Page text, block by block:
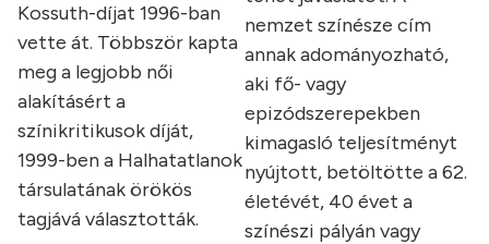
nemzet színésze cím
annak adományozható,
aki fő- vagy
epizódszerepekben
kimagasló teljesítményt
nyújtott, betöltötte a 62.
életévét, 40 évet a
színészi pályán vagy
Kossuth-díjat 1996-ban
vette át. Többször kapta
meg a legjobb női
alakításért a
színikritikusok díját,
1999-ben a Halhatatlanok
társulatának örökös
tagjává választották.